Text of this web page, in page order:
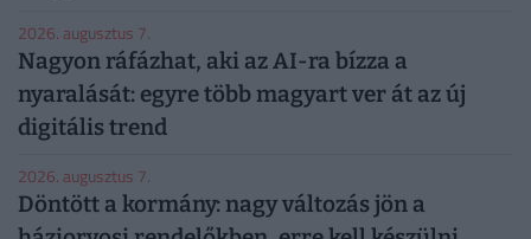
2026. augusztus 7.
Nagyon ráfázhat, aki az AI-ra bízza a
nyaralását: egyre több magyart ver át az új
digitális trend
2026. augusztus 7.
Döntött a kormány: nagy változás jön a